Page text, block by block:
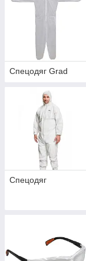
Спецодяг Grad
Спецодяг